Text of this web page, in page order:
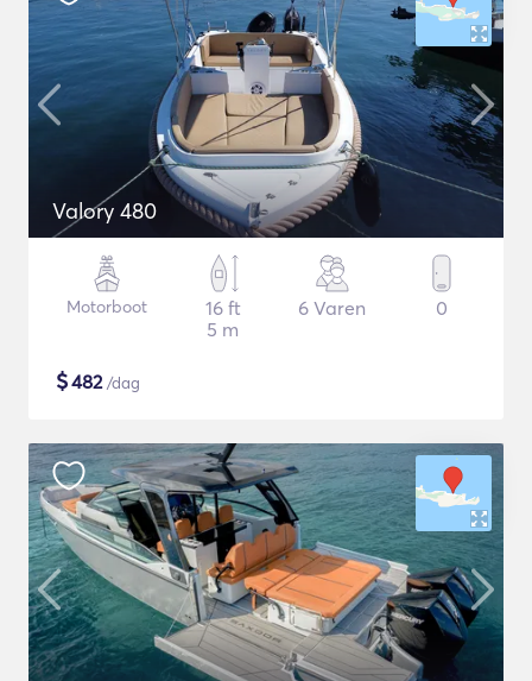
Valory 480
Motorboot
16 ft
5 m
6 Varen 0
$482/dag